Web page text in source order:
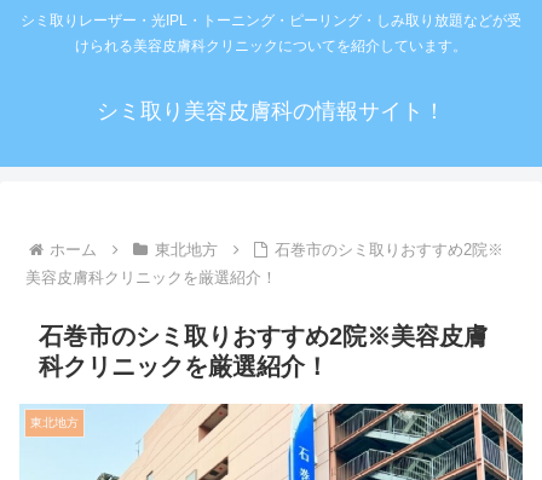
シミ取りレーザー・光IPL・トーニング・ピーリング・しみ取り放題などが受
けられる美容皮膚科クリニックについてを紹介しています。
シミ取り美容皮膚科の情報サイト！
ホーム 東北地方
石巻市のシミ取りおすすめ2院※
美容皮膚科クリニックを厳選紹介！
石巻市のシミ取りおすすめ2院※美容皮膚
科クリニックを厳選紹介！
東北地方